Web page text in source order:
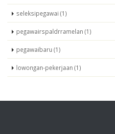
seleksipegawai (1)
pegawairspaldrramelan (1)
pegawaibaru (1)
lowongan-pekerjaan (1)